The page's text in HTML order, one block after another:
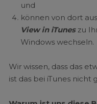
und
können von dort
View in iTuneszu
Windows wechseln.
Wir wissen, dass das
ist das bei iTunes nicht